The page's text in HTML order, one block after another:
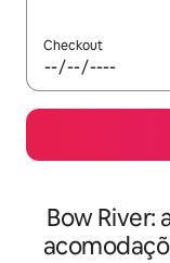
Checkout
Bow River: